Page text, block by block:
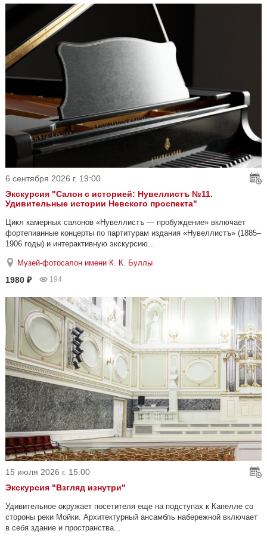
6 сентября 2026 г. 19:00
Экскурсия "Салон с историей: Нувеллистъ №11.
Удивительные истории Невского проспекта"
Цикл камерных салонов «Нувеллистъ — пробуждение» включает
фортепианные концерты по партитурам издания «Нувеллистъ» (1885–
1906 годы) и интерактивную экскурсию...
Музей-фотосалон имени К. К. Буллы
1980 ₽ 194
15 июля 2026 г. 15:00
Экскурсия "Взгляд изнутри"
Удивительное окружает посетителя еще на подступах к Капелле со
стороны реки Мойки. Архитектурный ансамбль набережной включает
в себя здание и пространства...